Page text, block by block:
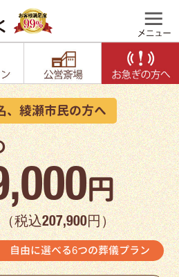
、綾瀬市民の方へ
円
（税込207,900円）
自由に選べる6つの葬儀プラン